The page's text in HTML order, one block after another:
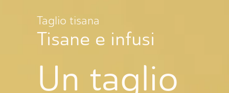
Taglio tisana
Tisane e infusi
Un taglio